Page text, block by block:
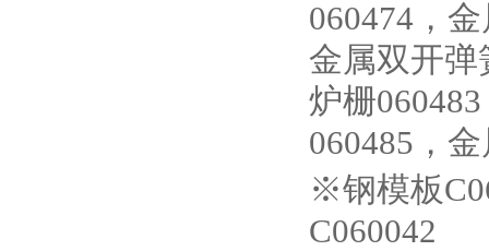
060474，
金属双开弹
炉栅
060485，
※钢模板
C060042